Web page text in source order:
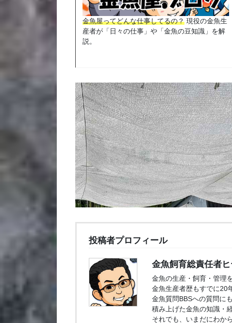
金魚屋ってどんな仕事してるの？ 現役の金魚生
産者が「日々の仕事」や「金魚の豆知識」を解
説。
投稿者プロフィール
金魚飼育総責任者
金魚の生産・飼育・管理
金魚生産者歴もすでに20
金魚質問BBSへの質問に
積み上げた金魚の知識・
それでも、いまだにわか